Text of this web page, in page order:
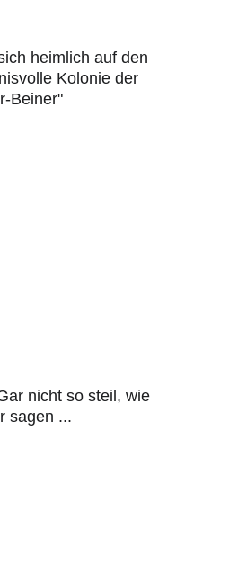
heimlich auf den
Kolonie der
Beiner"
nicht so steil, wie
sagen ...